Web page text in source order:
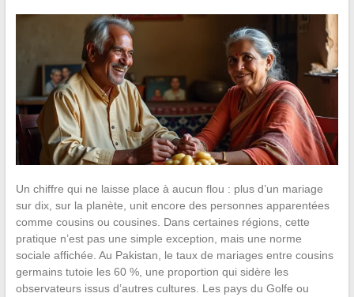
Un chiffre qui ne laisse place à aucun flou : plus d’un mariage
sur dix, sur la planète, unit encore des personnes apparentées
comme cousins ou cousines. Dans certaines régions, cette
pratique n’est pas une simple exception, mais une norme
sociale affichée. Au Pakistan, le taux de mariages entre cousins
germains tutoie les 60 %, une proportion qui sidère les
observateurs issus d’autres cultures. Les pays du Golfe ou